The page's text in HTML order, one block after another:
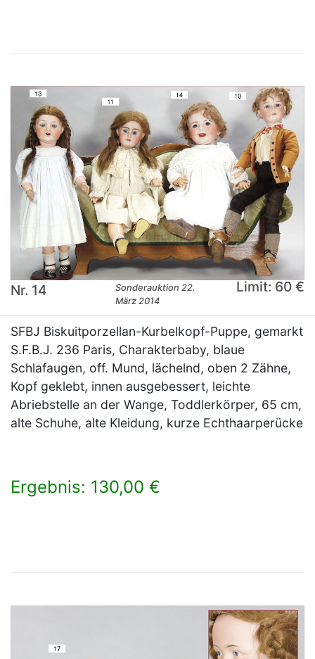
Nr. 14
Sonderauktion 22.
März 2014
Limit: 60 €
SFBJ Biskuitporzellan-Kurbelkopf-Puppe, gemarkt
S.F.B.J. 236 Paris, Charakterbaby, blaue
Schlafaugen, off. Mund, lächelnd, oben 2 Zähne,
Kopf geklebt, innen ausgebessert, leichte
Abriebstelle an der Wange, Toddlerkörper, 65 cm,
alte Schuhe, alte Kleidung, kurze Echthaarperücke
Ergebnis: 130,00 €